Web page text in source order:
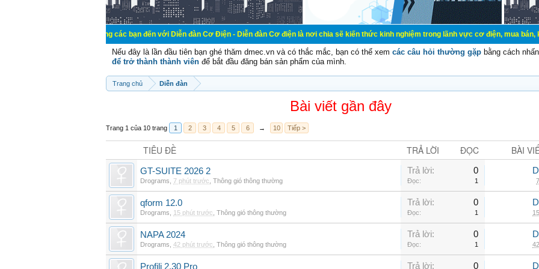
Chào mừng các bạn đến với Diễn đàn Cơ Điện - Diễn đàn Cơ điện là nơi chia sẽ kiến thức kinh nghiệm trong lãnh vực cơ điện, mua bán, ký gửi,
Nếu đây là lần đầu tiên bạn ghé thăm dmec.vn và có thắc mắc, bạn có thể xem các câu hỏi thường gặp bằng cách
để trở thành thành viên để bắt đầu đăng bán sản phẩm của mình.
Trang chủ Diễn đàn
Bài viết gần đây
Trang 1 của 10 trang 1 2 3 4 5 6 → 10 Tiếp >
TIÊU ĐỀ TRẢ LỜI ĐỌC BÀI
GT-SUITE 2026 2
Drograms 7 phút trước Thông gió thông thường
Trả lời: 0
Đọc: 1
qform 12.0
Drograms 15 phút trước Thông gió thông thường
Trả lời: 0
Đọc: 1
NAPA 2024
Drograms 42 phút trước Thông gió thông thường
Trả lời: 0
Đọc: 1
Profili 2.30 Pro Trả lời: 0